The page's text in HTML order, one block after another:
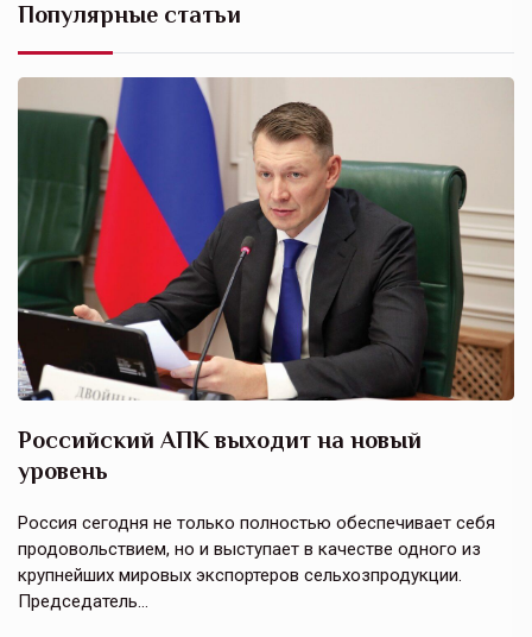
Популярные статьи
Российский АПК выходит на новый
уровень
Россия сегодня не только полностью обеспечивает себя
продовольствием, но и выступает в качестве одного из
крупнейших мировых экспортеров сельхозпродукции.
Председатель…